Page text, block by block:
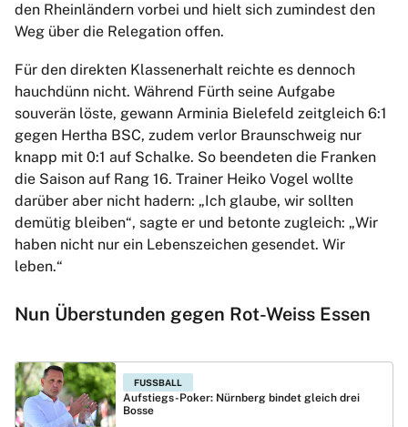
den Rheinländern vorbei und hielt sich zumindest den
Weg über die Relegation offen.
Für den direkten Klassenerhalt reichte es dennoch
hauchdünn nicht. Während Fürth seine Aufgabe
souverän löste, gewann Arminia Bielefeld zeitgleich 6:1
gegen Hertha BSC, zudem verlor Braunschweig nur
knapp mit 0:1 auf Schalke. So beendeten die Franken
die Saison auf Rang 16. Trainer Heiko Vogel wollte
darüber aber nicht hadern: „Ich glaube, wir sollten
demütig bleiben“, sagte er und betonte zugleich: „Wir
haben nicht nur ein Lebenszeichen gesendet. Wir
leben.“
Nun Überstunden gegen Rot-Weiss Essen
FUSSBALL
Aufstiegs-Poker: Nürnberg bindet gleich drei
Bosse